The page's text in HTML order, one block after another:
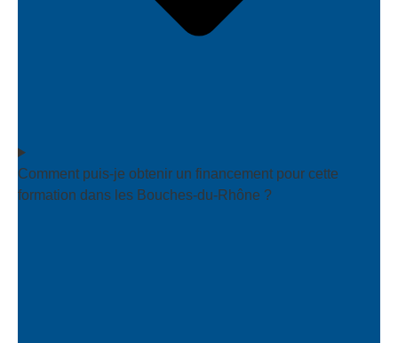
Comment puis-je obtenir un financement pour cette
formation dans les Bouches-du-Rhône ?